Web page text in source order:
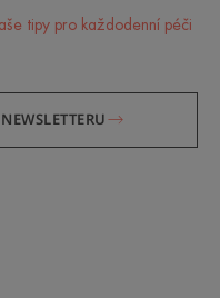
tipy pro každodenní péči